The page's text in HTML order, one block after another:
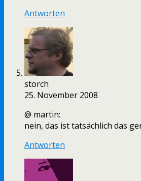
Antworten
storch
25. November 2008
@ martin:
nein, das ist tatsächlich das
Antworten